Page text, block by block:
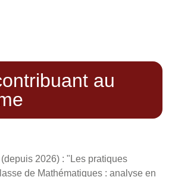
au
(depuis 2026) : "Les pratiques
de Mathématiques : analyse en